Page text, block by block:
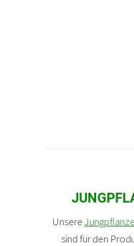
Unsere
sind für den